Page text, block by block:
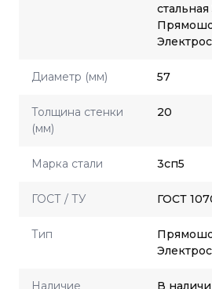
Диаметр (мм) 57
Толщина стенки
(мм)
20
Марка стали 3сп5
ГОСТ / ТУ ГОСТ
Тип
Наличие В